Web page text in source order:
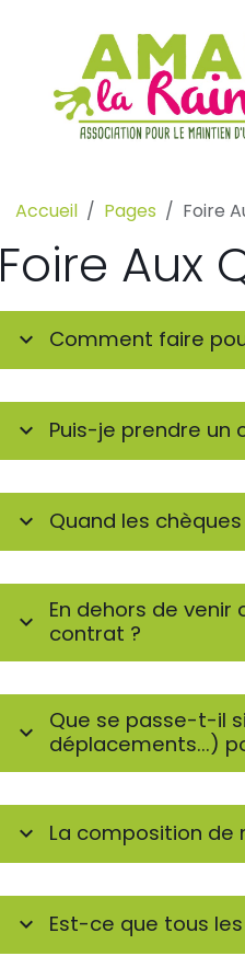
Accueil Pages Foire
Foire Aux
Comment faire
Puis-je prendre un
Quand les
En dehors de
contrat ?
Que se passe-t-il
déplacements...)
La composition
Est-ce que tous